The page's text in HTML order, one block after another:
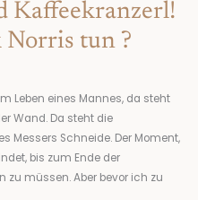
Kaffeekranzerl!
Norris tun ?
Leben eines Mannes, da steht
Wand. Da steht die
Messers Schneide. Der Moment,
bis zum Ende der
müssen. Aber bevor ich zu